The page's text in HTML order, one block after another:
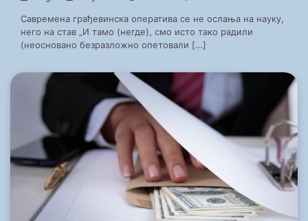
Савремена грађевинска оператива се не ослања на науку,
него на став „И тамо (негде), смо исто тако радили
(неосновано безразложно опетовали […]